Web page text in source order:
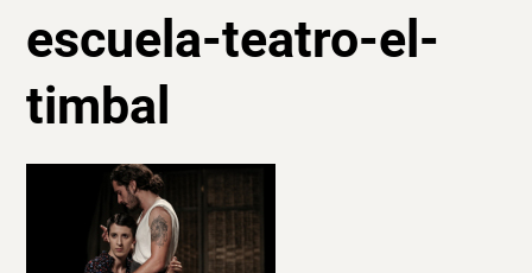
escuela-teatro-el-
timbal